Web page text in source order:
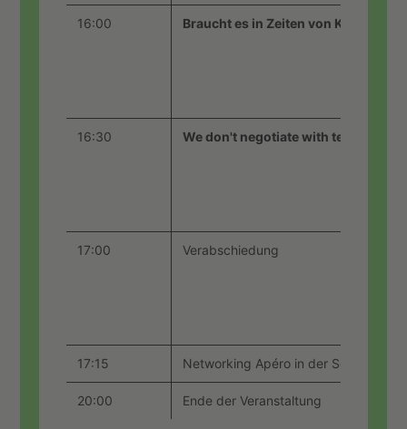
16:00 Braucht es in Zeiten von KI und
16:30 We don't negotiate with terrorists
17:00 Verabschiedung
17:15 Networking Apéro in der Seebar
20:00 Ende der Veranstaltung